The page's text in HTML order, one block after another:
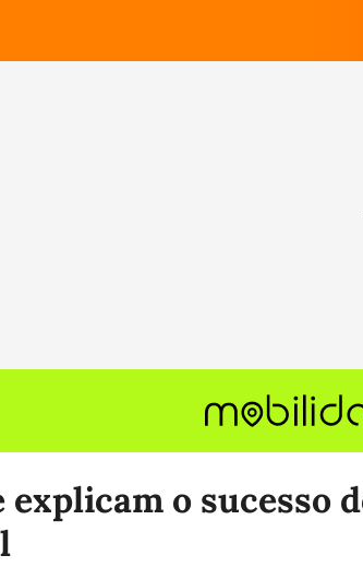
explicam o sucesso